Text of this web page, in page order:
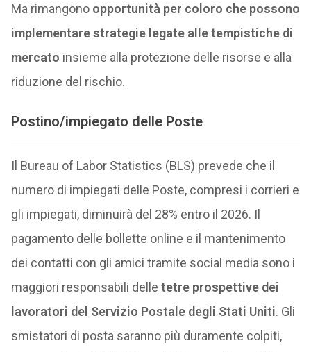
Ma rimangono opportunità per coloro che possono
implementare strategie legate alle tempistiche di
mercato insieme alla protezione delle risorse e alla
riduzione del rischio.
Postino/impiegato delle Poste
Il Bureau of Labor Statistics (BLS) prevede che il
numero di impiegati delle Poste, compresi i corrieri e
gli impiegati, diminuirà del 28% entro il 2026. Il
pagamento delle bollette online e il mantenimento
dei contatti con gli amici tramite social media sono i
maggiori responsabili delle tetre prospettive dei
lavoratori del Servizio Postale degli Stati Uniti. Gli
smistatori di posta saranno più duramente colpiti,